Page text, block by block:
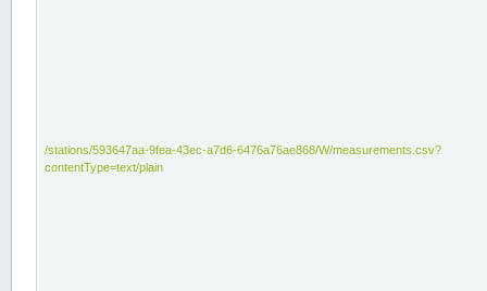
/stations/593647aa-9fea-43ec-a7d6-6476a76ae868/W/measurements.csv?
contentType=text/plain